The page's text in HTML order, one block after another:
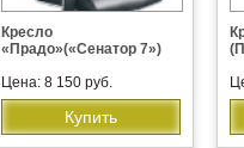
Кресло
«Прадо»(«Сенатор 7»)
Цена: 8 150 руб.
Купить